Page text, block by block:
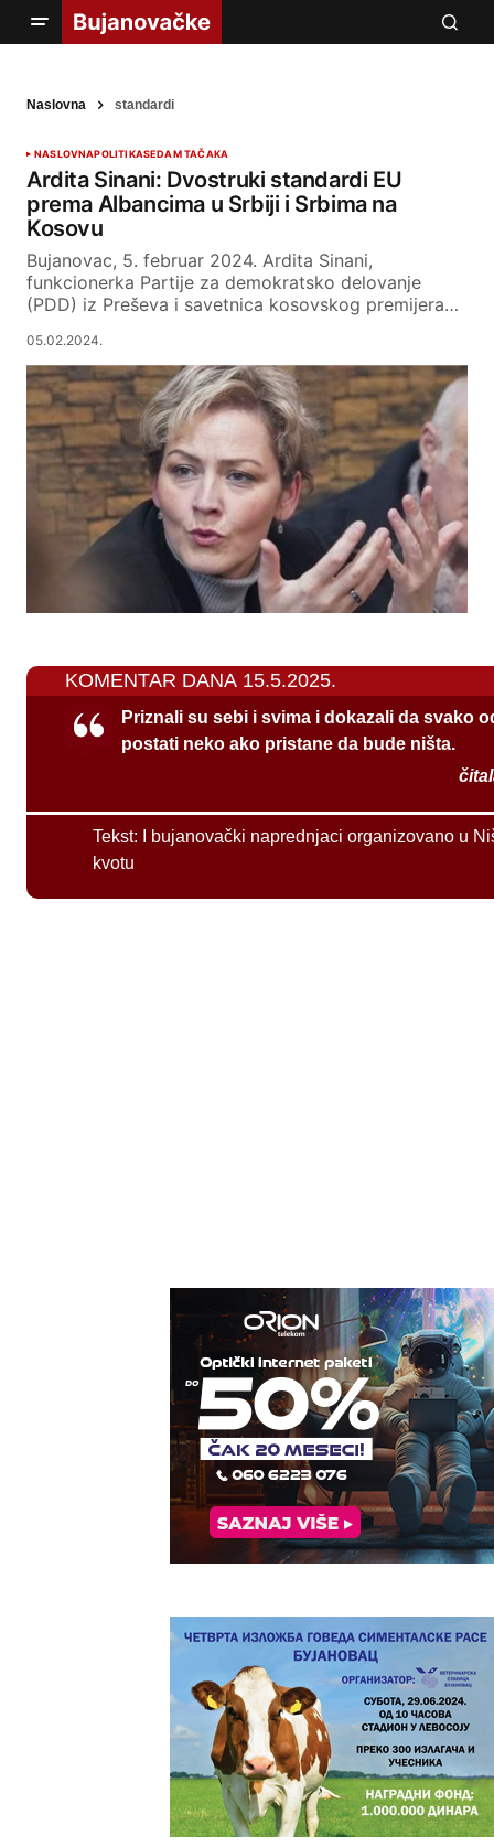
Naslovna standardi
NASLOVNAPOLITIKASEDAM TAČAKA
Ardita Sinani: Dvostruki standardi EU
prema Albancima u Srbiji i Srbima na
Kosovu
Bujanovac, 5. februar 2024. Ardita Sinani,
funkcionerka Partije za demokratsko delovanje
(PDD) iz Preševa i savetnica kosovskog premijera…
05.02.2024.
KOMENTAR DANA 15.5.2025.
Priznali su sebi i svima i dokazali da svako
postati neko ako pristane da bude ništa.
Tekst:
I bujanovački naprednjaci organizovano u
kvotu